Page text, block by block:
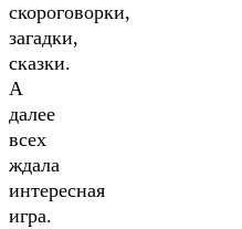
скороговорки,
загадки,
сказки.
А
далее
всех
ждала
интересная
игра.